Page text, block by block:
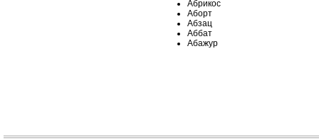
Абрикос
Аборт
Абзац
Аббат
Абажур